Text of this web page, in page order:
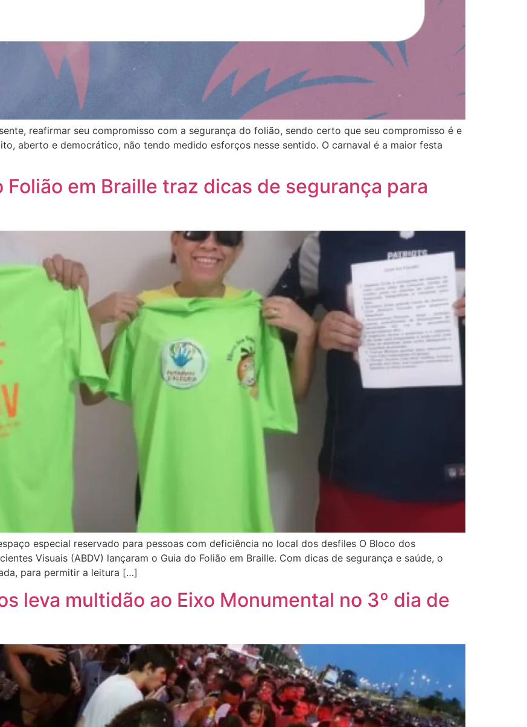
reafirmar seu compromisso com a segurança do folião, sendo certo que seu compromisso é e
aberto e democrático, não tendo medido esforços nesse sentido. O carnaval é a maior festa
Folião em Braille traz dicas de segurança para
especial reservado para pessoas com deficiência no local dos desfiles O Bloco dos
Visuais (ABDV) lançaram o Guia do Folião em Braille. Com dicas de segurança e saúde, o
para permitir a leitura […]
leva multidão ao Eixo Monumental no 3º dia de